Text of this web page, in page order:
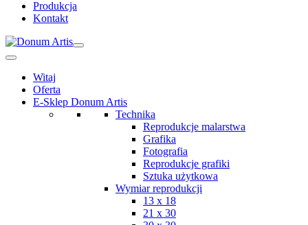
Produkcja
Kontakt
Witaj
Oferta
E-Sklep Donum Artis
Technika
Reprodukcje malarstwa
Grafika
Fotografia
Reprodukcje grafiki
Sztuka użytkowa
Wymiar reprodukcji
13 x 18
21 x 30